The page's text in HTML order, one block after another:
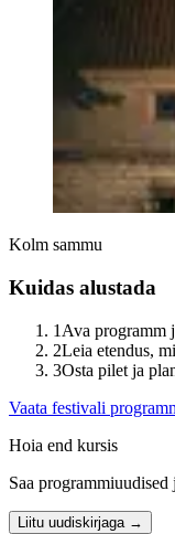
Kolm sammu
Kuidas alustada
1 Ava programm
2Leia etendus,
3Osta pilet ja
Vaata festivali
Hoia end kursis
Saa
Liitu uudiskirjaga →